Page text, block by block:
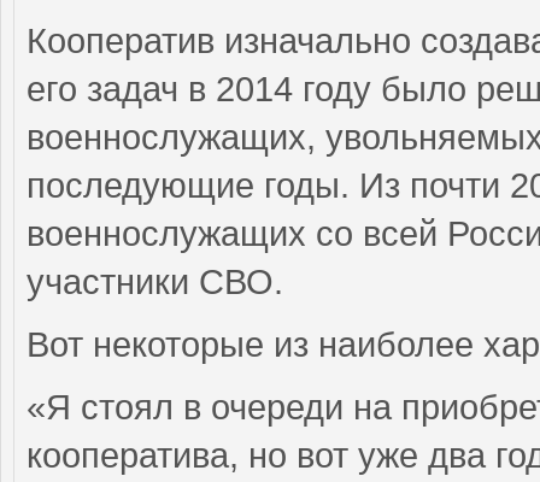
Кооператив изначально
его задач в 2014 году было
военнослужащих,
последующие годы. Из почти
военнослужащих со всей
участники СВО.
Вот некоторые из наиболее
«Я стоял в очереди на
кооператива, но вот уже два